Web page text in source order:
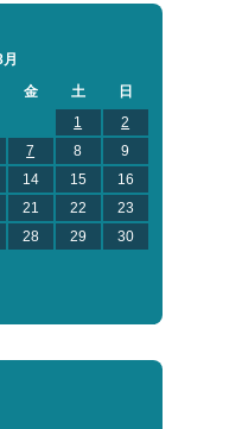
金 土
日
1
2
7 8
9
14 15
16
21 22
23
28 29
30